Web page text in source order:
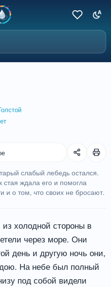
слабый лебедь остался.
стая ждала его и помогла
и о том, что своих не бросают.
холодной стороны в
через море. Они
день и другую ночь они,
На небе был полный
под собой видели